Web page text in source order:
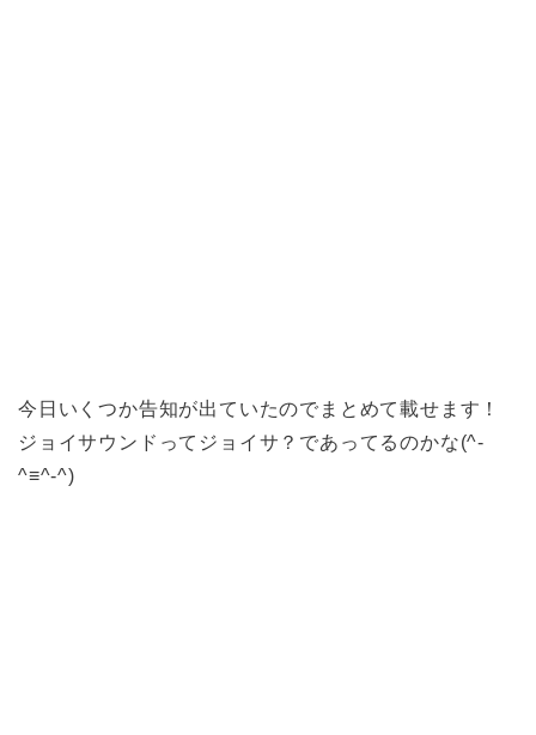
今日いくつか告知が出ていたのでまとめて載せます！
ジョイサウンドってジョイサ？であってるのかな(^-
^≡^-^)